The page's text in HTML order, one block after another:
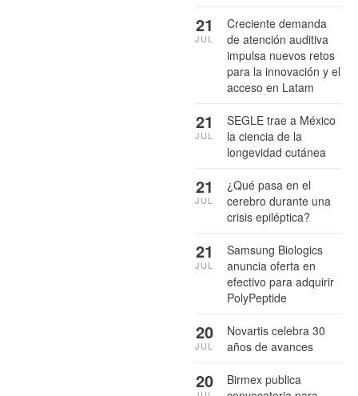
Creciente demanda
de atención auditiva
impulsa nuevos retos
para la innovación y el
acceso en Latam
21
JUL
SEGLE trae a México
la ciencia de la
longevidad cutánea
21
JUL
¿Qué pasa en el
cerebro durante una
crisis epiléptica?
21
JUL
Samsung Biologics
anuncia oferta en
efectivo para adquirir
PolyPeptide
21
JUL
Novartis celebra 30
años de avances
20
JUL
Birmex publica
20